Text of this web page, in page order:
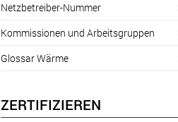
Netzbetreiber-Nummer
Kommissionen und Arbeitsgruppen
Glossar Wärme
ZERTIFIZIEREN